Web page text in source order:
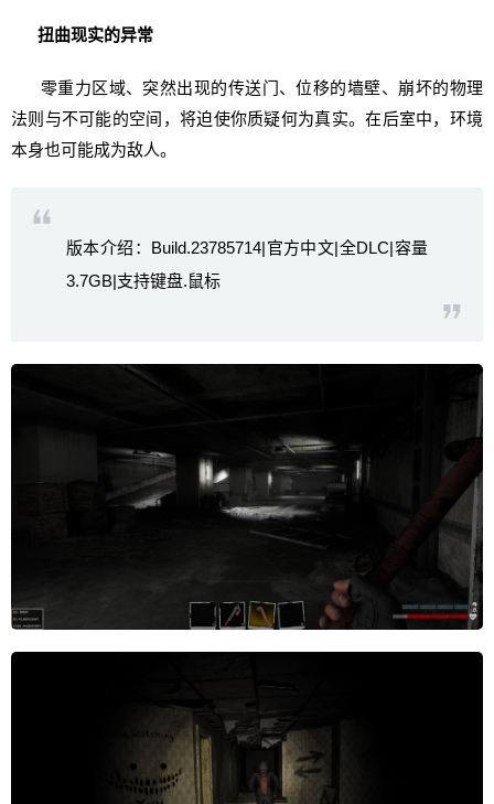
扭曲现实的异常
零重力区域、突然出现的传送门、位移的墙壁、崩坏的物理
法则与不可能的空间，将迫使你质疑何为真实。在后室中，环境
本身也可能成为敌人。
版本介绍：Build.23785714|官方中文|全DLC|容量
3.7GB|支持键盘.鼠标